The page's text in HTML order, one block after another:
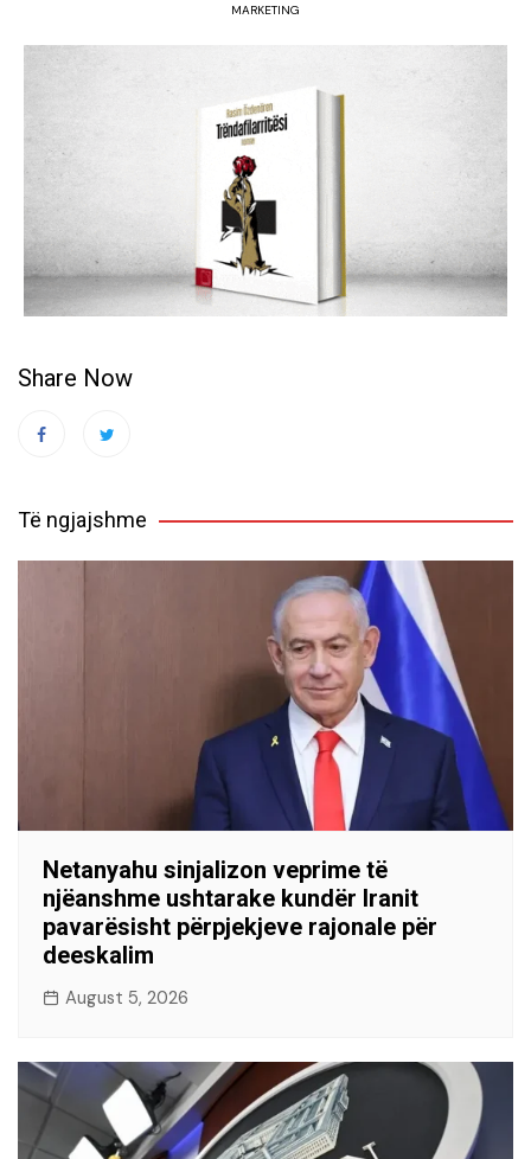
MARKETING
Share Now
Të ngjajshme
Netanyahu sinjalizon veprime të
njëanshme ushtarake kundër Iranit
pavarësisht përpjekjeve rajonale për
deeskalim
August 5, 2026